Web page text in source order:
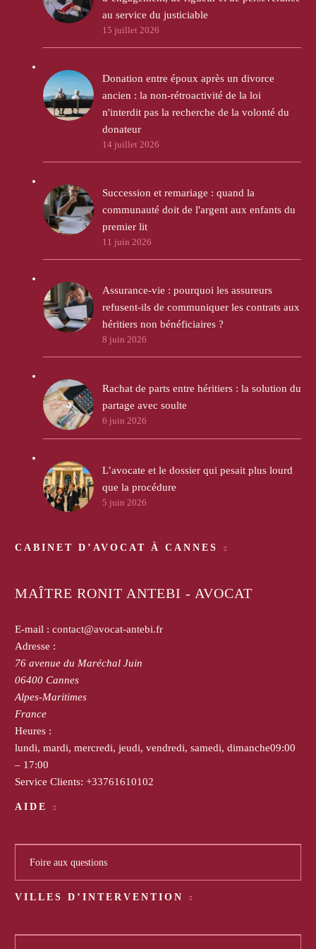
au service du justiciable
15 juillet 2026
Donation entre époux après un divorce
ancien : la non-rétroactivité de la loi
n'interdit pas la recherche de la volonté du
donateur
14 juillet 2026
Succession et remariage : quand la
communauté doit de l'argent aux enfants du
premier lit
11 juin 2026
Assurance-vie : pourquoi les assureurs
refusent-ils de communiquer les contrats aux
héritiers non bénéficiaires ?
8 juin 2026
Rachat de parts entre héritiers : la solution du
partage avec soulte
6 juin 2026
L’avocate et le dossier qui pesait plus lourd
que la procédure
5 juin 2026
CABINET D’AVOCAT À CANNES
MAÎTRE RONIT ANTEBI - AVOCAT
E-mail : contact@avocat-antebi.fr
Adresse :
76 avenue du Maréchal Juin
06400 Cannes
Alpes-Maritimes
France
Heures :
lundi, mardi, mercredi, jeudi, vendredi, samedi, dimanche09:00
– 17:00
Service Clients: +33761610102
AIDE
Foire aux questions
VILLES D’INTERVENTION